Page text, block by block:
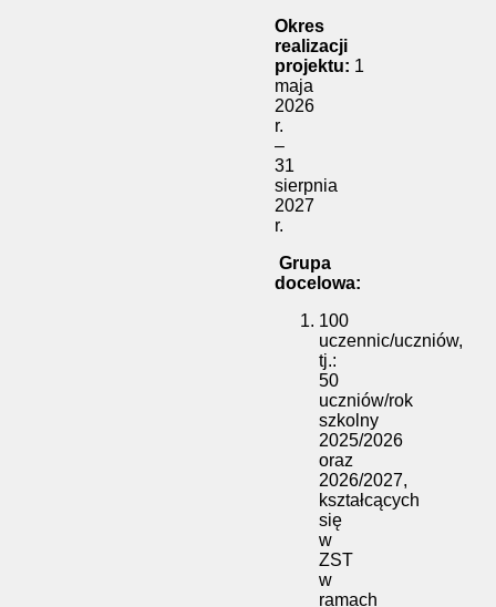
Okres
realizacji
projektu: 1
maja
2026
r.
–
31
sierpnia
2027
r.
Grupa
docelowa:
100
uczennic/uczniów,
tj.:
50
uczniów/rok
szkolny
2025/2026
oraz
2026/2027,
kształcących
się
w
ZST
w
ramach